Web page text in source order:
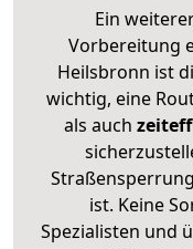
Ein
Vorbereitung
Heilsbronn ist
wichtig, eine
als auch
ist. Keine
Spezialisten und